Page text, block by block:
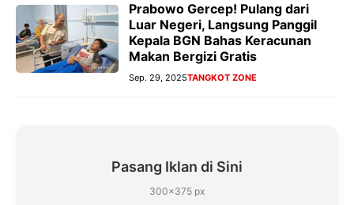
Prabowo Gercep! Pulang dari
Luar Negeri, Langsung Panggil
Kepala BGN Bahas Keracunan
Makan Bergizi Gratis
Sep. 29, 2025TANGKOT ZONE
Pasang Iklan di Sini
300×375 px